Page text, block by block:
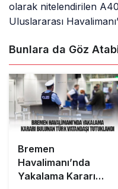
olarak nitelendirilen
Uluslararası
Bunlara da Göz
Bremen
Havalimanı’nda
Yakalama Kararı